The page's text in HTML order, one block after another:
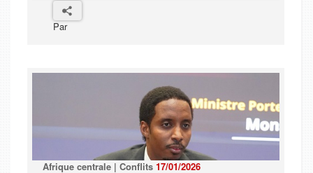
Par
Afrique centrale | Conflits 17/01/2026